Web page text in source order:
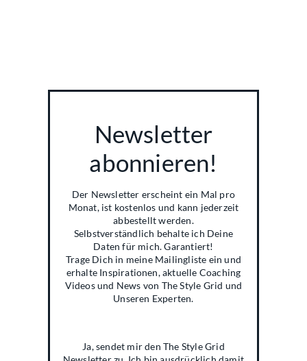
Newsletter
abonnieren!
Der Newsletter erscheint ein Mal pro
Monat, ist kostenlos und kann jederzeit
abbestellt werden.
Selbstverständlich behalte ich Deine
Daten für mich. Garantiert!
Trage Dich in meine Mailingliste ein und
erhalte Inspirationen, aktuelle Coaching
Videos und News von The Style Grid und
Unseren Experten.
Ja, sendet mir den The Style Grid